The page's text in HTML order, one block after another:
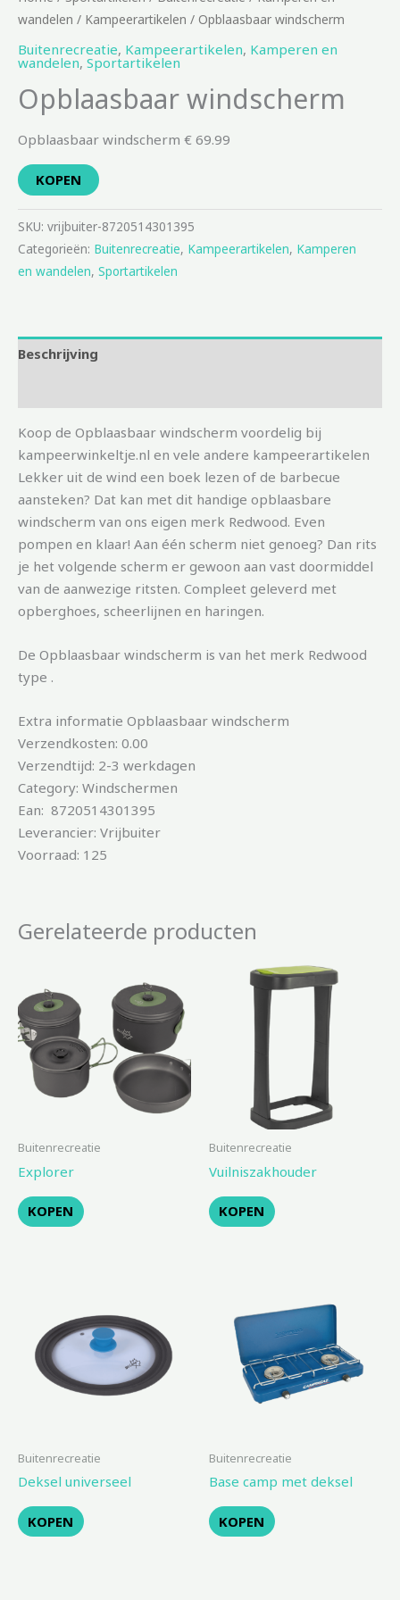
wandelen / Kampeerartikelen / Opblaasbaar windscherm
Buitenrecreatie, Kampeerartikelen, Kamperen en
wandelen, Sportartikelen
Opblaasbaar windscherm
Opblaasbaar windscherm € 69.99
KOPEN
SKU: vrijbuiter-8720514301395
Categorieën: Buitenrecreatie, Kampeerartikelen, Kamperen
en wandelen, Sportartikelen
Beschrijving
Koop de Opblaasbaar windscherm voordelig bij
kampeerwinkeltje.nl en vele andere kampeerartikelen
Lekker uit de wind een boek lezen of de barbecue
aansteken? Dat kan met dit handige opblaasbare
windscherm van ons eigen merk Redwood. Even
pompen en klaar! Aan één scherm niet genoeg? Dan rits
je het volgende scherm er gewoon aan vast doormiddel
van de aanwezige ritsten. Compleet geleverd met
opberghoes, scheerlijnen en haringen.
De Opblaasbaar windscherm is van het merk Redwood
type .
Extra informatie Opblaasbaar windscherm
Verzendkosten: 0.00
Verzendtijd: 2-3 werkdagen
Category: Windschermen
Ean: 8720514301395
Leverancier: Vrijbuiter
Voorraad: 125
Gerelateerde producten
Buitenrecreatie
Explorer
KOPEN
Buitenrecreatie
Vuilniszakhouder
KOPEN
Buitenrecreatie
Deksel universeel
KOPEN
Buitenrecreatie
Base camp met deksel
KOPEN